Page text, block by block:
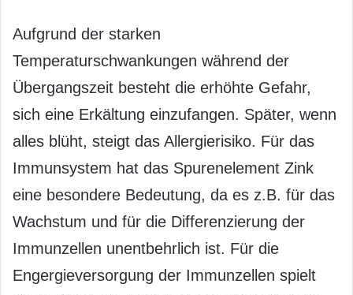
Aufgrund der starken
Temperaturschwankungen während der
Übergangszeit besteht die erhöhte Gefahr,
sich eine Erkältung einzufangen. Später, wenn
alles blüht, steigt das Allergierisiko. Für das
Immunsystem hat das Spurenelement Zink
eine besondere Bedeutung, da es z.B. für das
Wachstum und für die Differenzierung der
Immunzellen unentbehrlich ist. Für die
Engergieversorgung der Immunzellen spielt